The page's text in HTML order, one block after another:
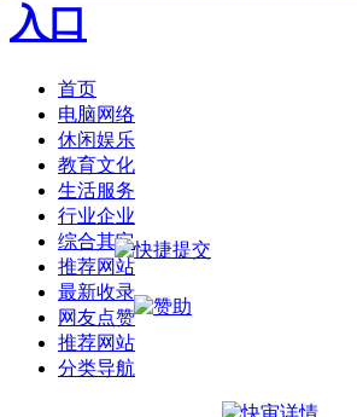
入口
首页
电脑网络
休闲娱乐
教育文化
生活服务
行业企业
综合其它
推荐网站
最新收录
网友点赞
推荐网站
分类导航